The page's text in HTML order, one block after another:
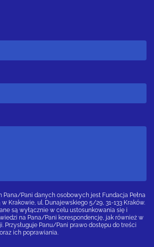
Pana/Pani danych osobowych jest Fundacja Pełna
Krakowie, ul. Dunajewskiego 5/29, 31-133 Kraków.
są wyłącznie w celu ustosunkowania się i
na Pana/Pani korespondencję, jak również w
Przysługuje Panu/Pani prawo dostępu do treści
ich poprawiania.